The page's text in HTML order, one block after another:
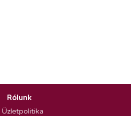
Rólunk
Üzletpolitika